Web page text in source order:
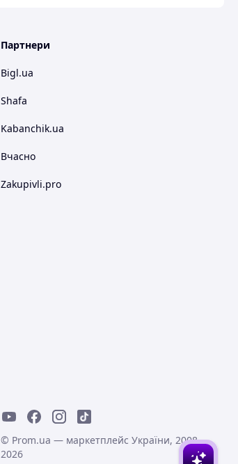
Партнери
Bigl.ua
Shafa
Kabanchik.ua
Вчасно
Zakupivli.pro
© Prom.ua — маркетплейс України, 2008-
2026